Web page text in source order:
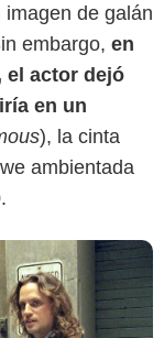
de galán
embargo, en
el actor dejó
en un
), la cinta
ambientada